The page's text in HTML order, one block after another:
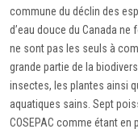
commune du déclin des
d’eau douce du Canada
ne sont pas les seuls à
grande partie de la
insectes, les plantes ainsi
aquatiques sains. Sept
COSEPAC comme étant en